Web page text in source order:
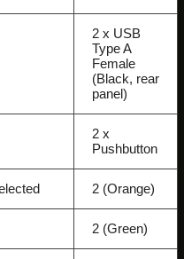
2 x USB
Type A
Female
(Black, rear
panel)
2 x
Pushbutton
2 (Orange)
2 (Green)